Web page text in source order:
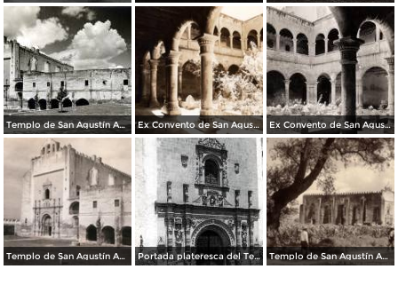
Templo de San Agustín Acolman Ex Convento de San Agustín Ex Convento de San Agustín
Templo de San Agustín Acolmán Portada plateresca del Templo de San Agustín Acolmán Templo de San Agustín Acolmán